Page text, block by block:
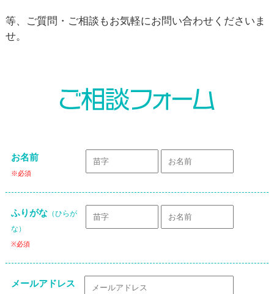
等、ご質問・ご相談もお気軽にお問い合わせくださいま
せ。
お名前
※必須
ふりがな（ひらが
な）
※必須
メールアドレス